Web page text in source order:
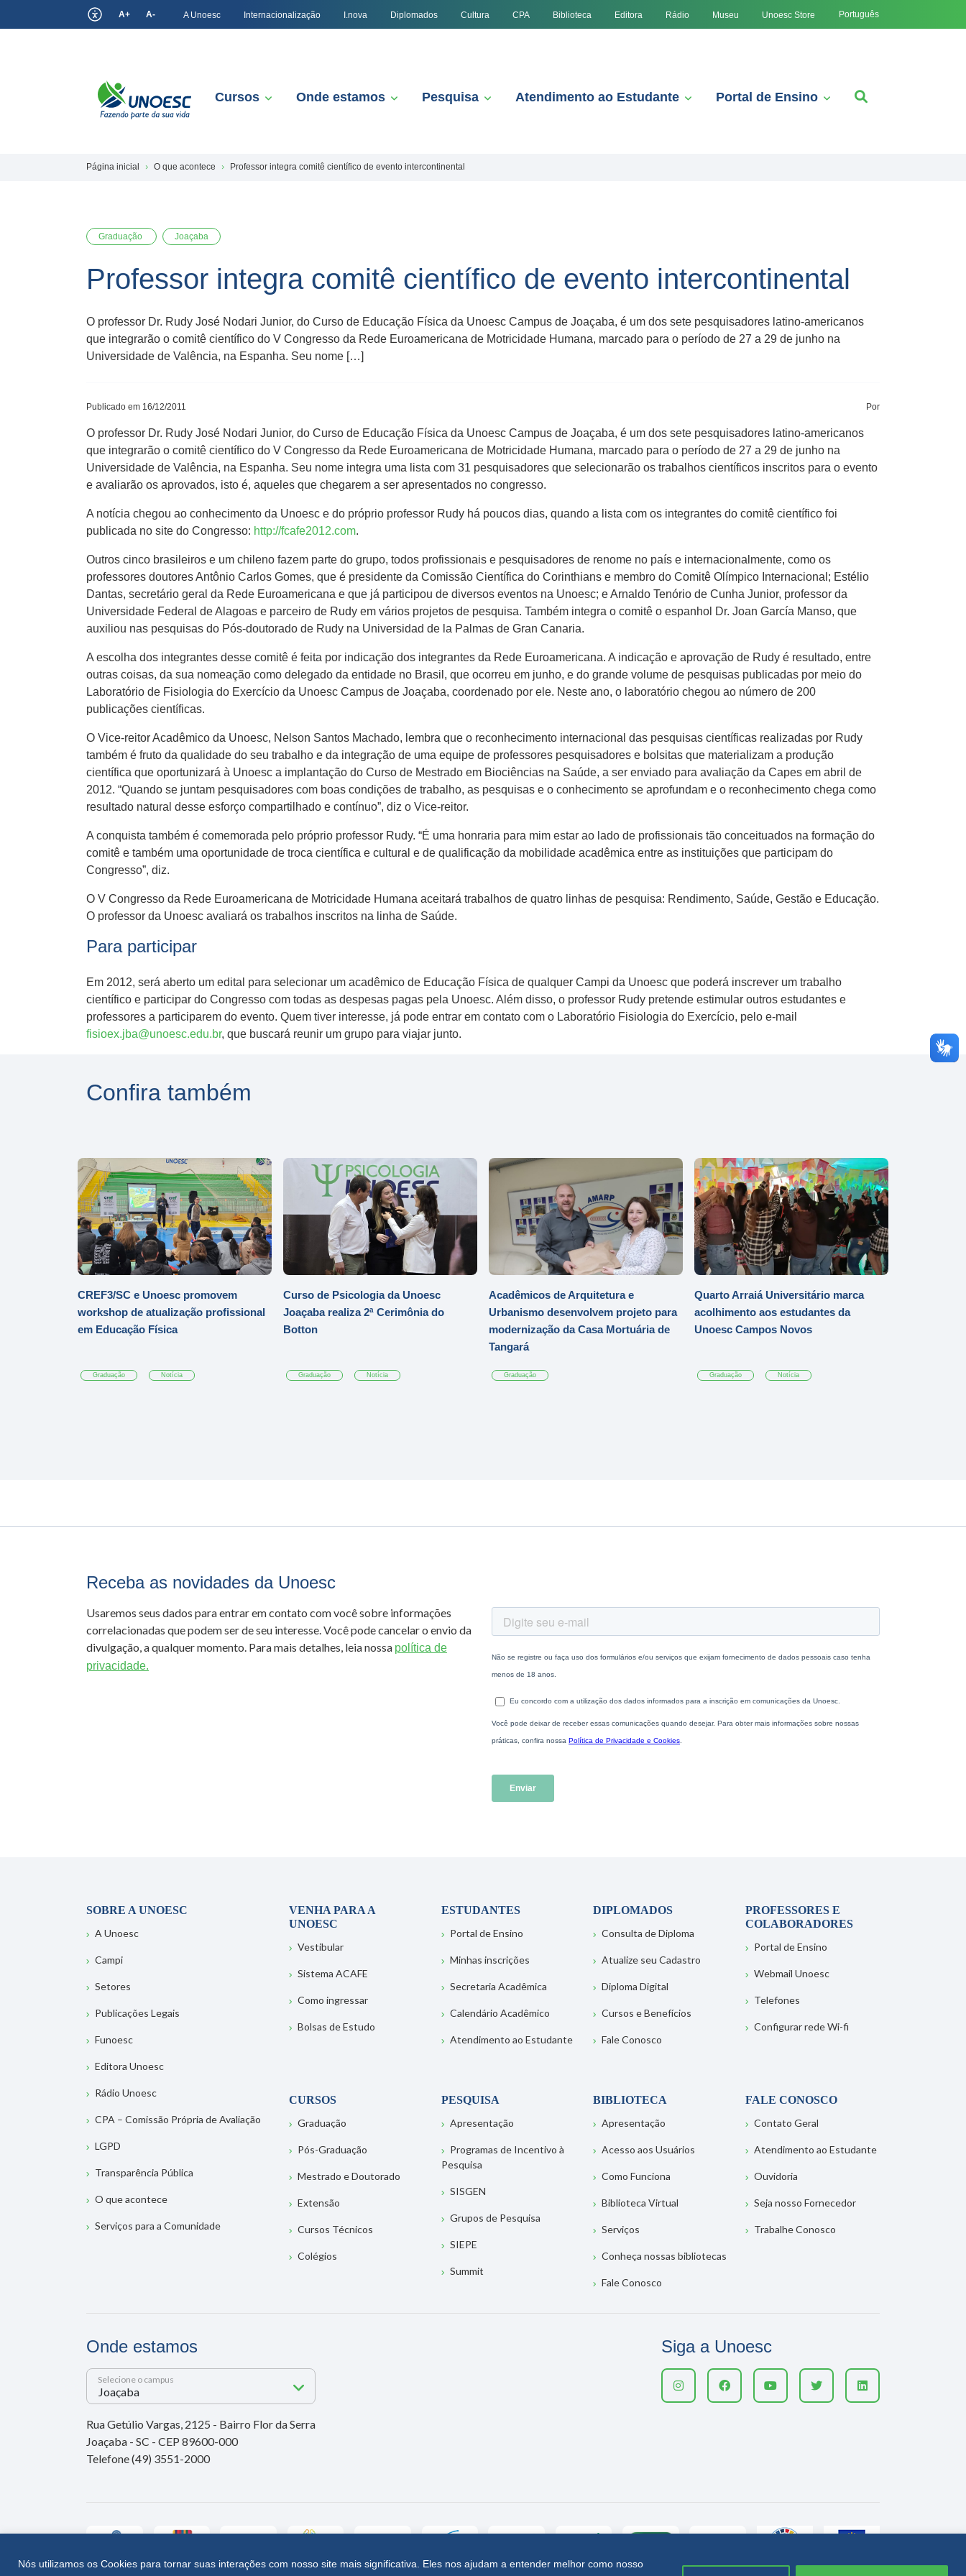
Nós utilizamos os Cookies para tornar suas interações com nosso site mais significativa. Eles nos ajudam a entender melhor como nosso
A+ A- A Unoesc Internacionalização I.nova Diplomados Cultura CPA Biblioteca Editora Rádio Museu Unoesc Store Português
Cursos Onde estamos Pesquisa Atendimento ao Estudante Portal de Ensino
Página inicial O que acontece Professor integra comitê científico de evento intercontinental
Graduação Joaçaba
Professor integra comitê científico de evento intercontinental
O professor Dr. Rudy José Nodari Junior, do Curso de Educação Física da Unoesc Campus de Joaçaba, é um dos sete pesquisadores latino-americanos
que integrarão o comitê científico do V Congresso da Rede Euroamericana de Motricidade Humana, marcado para o período de 27 a 29 de junho na
Universidade de Valência, na Espanha. Seu nome […]
Publicado em 16/12/2011 Por
O professor Dr. Rudy José Nodari Junior, do Curso de Educação Física da Unoesc Campus de Joaçaba, é um dos sete pesquisadores latino-americanos
que integrarão o comitê científico do V Congresso da Rede Euroamericana de Motricidade Humana, marcado para o período de 27 a 29 de junho na
Universidade de Valência, na Espanha. Seu nome integra uma lista com 31 pesquisadores que selecionarão os trabalhos científicos inscritos para o evento
e avaliarão os aprovados, isto é, aqueles que chegarem a ser apresentados no congresso.
A notícia chegou ao conhecimento da Unoesc e do próprio professor Rudy há poucos dias, quando a lista com os integrantes do comitê científico foi
publicada no site do Congresso: http://fcafe2012.com.
Outros cinco brasileiros e um chileno fazem parte do grupo, todos profissionais e pesquisadores de renome no país e internacionalmente, como os
professores doutores Antônio Carlos Gomes, que é presidente da Comissão Científica do Corinthians e membro do Comitê Olímpico Internacional; Estélio
Dantas, secretário geral da Rede Euroamericana e que já participou de diversos eventos na Unoesc; e Arnaldo Tenório de Cunha Junior, professor da
Universidade Federal de Alagoas e parceiro de Rudy em vários projetos de pesquisa. Também integra o comitê o espanhol Dr. Joan García Manso, que
auxiliou nas pesquisas do Pós-doutorado de Rudy na Universidad de la Palmas de Gran Canaria.
A escolha dos integrantes desse comitê é feita por indicação dos integrantes da Rede Euroamericana. A indicação e aprovação de Rudy é resultado, entre
outras coisas, da sua nomeação como delegado da entidade no Brasil, que ocorreu em junho, e do grande volume de pesquisas publicadas por meio do
Laboratório de Fisiologia do Exercício da Unoesc Campus de Joaçaba, coordenado por ele. Neste ano, o laboratório chegou ao número de 200
publicações científicas.
O Vice-reitor Acadêmico da Unoesc, Nelson Santos Machado, lembra que o reconhecimento internacional das pesquisas científicas realizadas por Rudy
também é fruto da qualidade do seu trabalho e da integração de uma equipe de professores pesquisadores e bolsitas que materializam a produção
científica que oportunizará à Unoesc a implantação do Curso de Mestrado em Biociências na Saúde, a ser enviado para avaliação da Capes em abril de
2012. “Quando se juntam pesquisadores com boas condições de trabalho, as pesquisas e o conhecimento se aprofundam e o reconhecimento chega como
resultado natural desse esforço compartilhado e contínuo”, diz o Vice-reitor.
A conquista também é comemorada pelo próprio professor Rudy. “É uma honraria para mim estar ao lado de profissionais tão conceituados na formação do
comitê e também uma oportunidade de troca científica e cultural e de qualificação da mobilidade acadêmica entre as instituições que participam do
Congresso”, diz.
O V Congresso da Rede Euroamericana de Motricidade Humana aceitará trabalhos de quatro linhas de pesquisa: Rendimento, Saúde, Gestão e Educação.
O professor da Unoesc avaliará os trabalhos inscritos na linha de Saúde.
Para participar
Em 2012, será aberto um edital para selecionar um acadêmico de Educação Física de qualquer Campi da Unoesc que poderá inscrever um trabalho
científico e participar do Congresso com todas as despesas pagas pela Unoesc. Além disso, o professor Rudy pretende estimular outros estudantes e
professores a participarem do evento. Quem tiver interesse, já pode entrar em contato com o Laboratório Fisiologia do Exercício, pelo e-mail
fisioex.jba@unoesc.edu.br, que buscará reunir um grupo para viajar junto.
Confira também
CREF3/SC e Unoesc promovem
workshop de atualização profissional
em Educação Física
Graduação Notícia
Curso de Psicologia da Unoesc
Joaçaba realiza 2ª Cerimônia do
Botton
Graduação Notícia
Acadêmicos de Arquitetura e
Urbanismo desenvolvem projeto para
modernização da Casa Mortuária de
Tangará
Graduação
Quarto Arraiá Universitário marca
acolhimento aos estudantes da
Unoesc Campos Novos
Graduação Notícia
Receba as novidades da Unoesc
Usaremos seus dados para entrar em contato com você sobre informações
correlacionadas que podem ser de seu interesse. Você pode cancelar o envio da
divulgação, a qualquer momento. Para mais detalhes, leia nossa política de
privacidade.
SOBRE A UNOESC
A Unoesc
Campi
Setores
Publicações Legais
Funoesc
Editora Unoesc
Rádio Unoesc
CPA – Comissão Própria de Avaliação
LGPD
Transparência Pública
O que acontece
Serviços para a Comunidade
VENHA PARA A
UNOESC
Vestibular
Sistema ACAFE
Como ingressar
Bolsas de Estudo
ESTUDANTES
Portal de Ensino
Minhas inscrições
Secretaria Acadêmica
Calendário Acadêmico
Atendimento ao Estudante
DIPLOMADOS
Consulta de Diploma
Atualize seu Cadastro
Diploma Digital
Cursos e Benefícios
Fale Conosco
PROFESSORES E
COLABORADORES
Portal de Ensino
Webmail Unoesc
Telefones
Configurar rede Wi-fi
CURSOS
Graduação
Pós-Graduação
Mestrado e Doutorado
Extensão
Cursos Técnicos
Colégios
PESQUISA
Apresentação
Programas de Incentivo à
Pesquisa
SISGEN
Grupos de Pesquisa
SIEPE
Summit
BIBLIOTECA
Apresentação
Acesso aos Usuários
Como Funciona
Biblioteca Virtual
Serviços
Conheça nossas bibliotecas
Fale Conosco
FALE CONOSCO
Contato Geral
Atendimento ao Estudante
Ouvidoria
Seja nosso Fornecedor
Trabalhe Conosco
Onde estamos
Selecione o campus
Rua Getúlio Vargas, 2125 - Bairro Flor da Serra
Joaçaba - SC - CEP 89600-000
Telefone (49) 3551-2000
Siga a Unoesc